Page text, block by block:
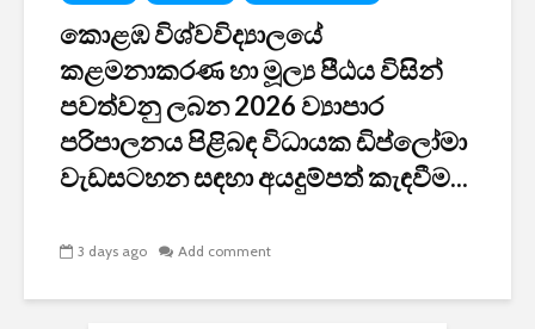
කොළඹ විශ්වවිද්‍යාලයේ
කළමනාකරණ හා මූල්‍ය පීඨය විසින්
පවත්වනු ලබන 2026 ව්‍යාපාර
පරිපාලනය පිළිබඳ විධායක ඩිප්ලෝමා
වැඩසටහන සඳහා අයදුම්පත් කැඳවීම...
3 days ago Add comment